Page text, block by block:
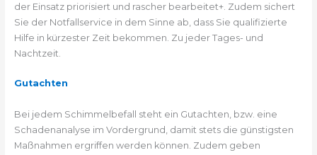
der Einsatz priorisiert und rascher bearbeitet+. Zudem sichert
Sie der Notfallservice in dem Sinne ab, dass Sie qualifizierte
Hilfe in kürzester Zeit bekommen. Zu jeder Tages- und
Nachtzeit.
Gutachten
Bei jedem Schimmelbefall steht ein Gutachten, bzw. eine
Schadenanalyse im Vordergrund, damit stets die günstigsten
Maßnahmen ergriffen werden können. Zudem geben